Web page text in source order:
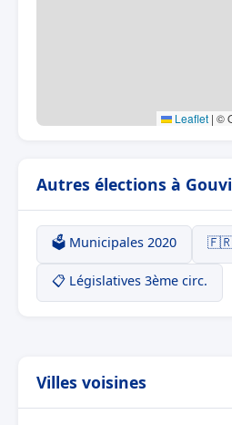
Leaflet | ©
Autres élections à
🗳️ Municipales 2020 🇫🇷
📋 Législatives 3ème circ.
Villes voisines